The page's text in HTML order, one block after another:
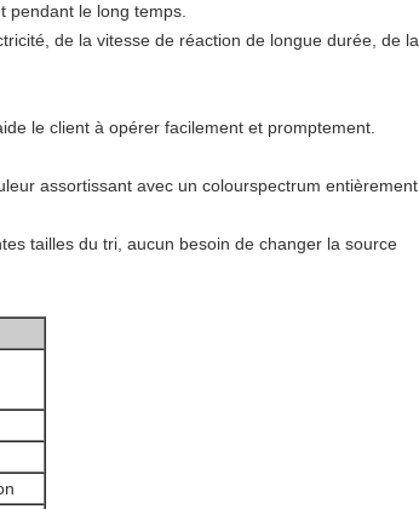
pendant le long temps.
de la vitesse de réaction de longue durée, de la
le client à opérer facilement et promptement.
assortissant avec un colourspectrum entièrement
tailles du tri, aucun besoin de changer la source